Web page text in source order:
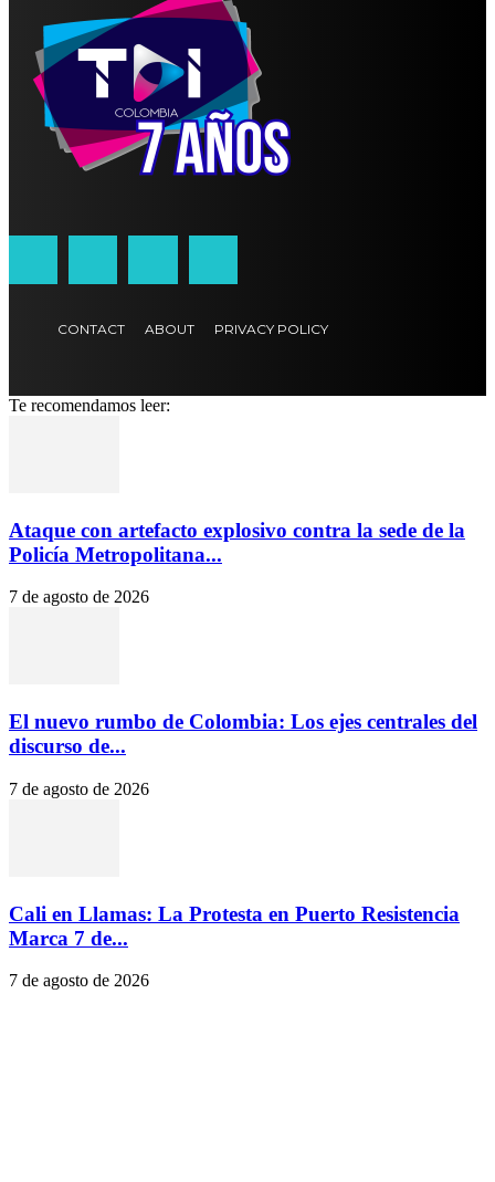
CONTACT ABOUT PRIVACY POLICY
Te recomendamos leer:
Ataque con artefacto explosivo contra la sede de la
Policía Metropolitana...
7 de agosto de 2026
El nuevo rumbo de Colombia: Los ejes centrales del
discurso de...
7 de agosto de 2026
Cali en Llamas: La Protesta en Puerto Resistencia
Marca 7 de...
7 de agosto de 2026